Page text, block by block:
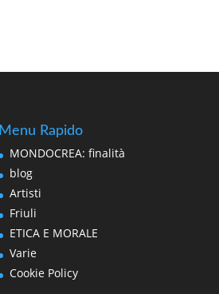
Menu Rapido
MONDOCREA: finalità
blog
Artisti
Friuli
ETICA E MORALE
Varie
Cookie Policy